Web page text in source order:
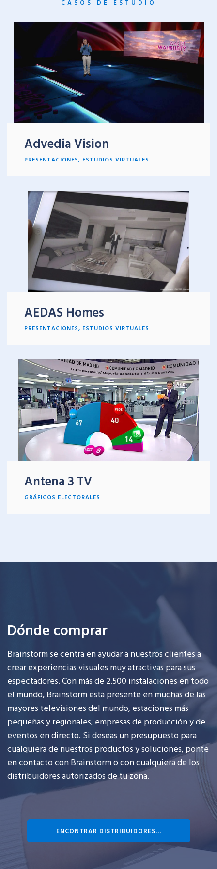
CASOS DE ESTUDIO
Advedia Vision
PRESENTACIONES, ESTUDIOS VIRTUALES
AEDAS Homes
PRESENTACIONES, ESTUDIOS VIRTUALES
Antena 3 TV
GRÁFICOS ELECTORALES
Dónde comprar
Brainstorm se centra en ayudar a nuestros clientes a
crear experiencias visuales muy atractivas para sus
espectadores. Con más de 2.500 instalaciones en todo
el mundo, Brainstorm está presente en muchas de las
mayores televisiones del mundo, estaciones más
pequeñas y regionales, empresas de producción y de
eventos en directo. Si deseas un presupuesto para
cualquiera de nuestros productos y soluciones, ponte
en contacto con Brainstorm o con cualquiera de los
distribuidores autorizados de tu zona.
ENCONTRAR DISTRIBUIDORES...